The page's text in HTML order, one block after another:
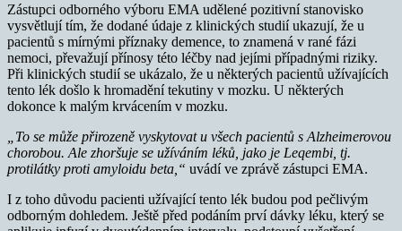
Zástupci odborného výboru EMA udělené pozitivní stanovisko
vysvětlují tím, že dodané údaje z klinických studií ukazují, že u
pacientů s mírnými příznaky demence, to znamená v rané fázi
nemoci, převažují přínosy této léčby nad jejími případnými riziky.
Při klinických studií se ukázalo, že u některých pacientů užívajících
tento lék došlo k hromadění tekutiny v mozku. U některých
dokonce k malým krvácením v mozku.
„To se může přirozeně vyskytovat u všech pacientů s Alzheimerovou
chorobou. Ale zhoršuje se užíváním léků, jako je Leqembi, tj.
protilátky proti amyloidu beta,“ uvádí ve zprávě zástupci EMA.
I z toho důvodu pacienti užívající tento lék budou pod pečlivým
odborným dohledem. Ještě před podáním prví dávky léku, který se